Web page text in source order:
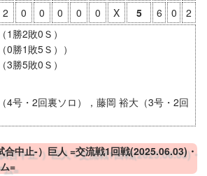
2 0 0 0 0 0 X 5 6 0
2
1勝2敗0Ｓ）
0勝1敗5Ｓ））
3勝5敗0Ｓ）
4号・2回裏ソロ），藤岡 裕大（3号・2回
合中止-）巨人 =交流戦1回戦(2025.06.03)・
=